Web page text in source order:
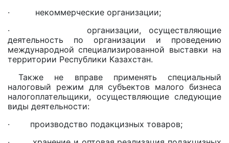
· некоммерческие организации;
· организации, осуществляющие
деятельность по организации и проведению
международной специализированной выставки на
территории Республики Казахстан.
Также не вправе применять специальный
налоговый режим для субъектов малого бизнеса
налогоплательщики, осуществляющие следующие
виды деятельности:
· производство подакцизных товаров;